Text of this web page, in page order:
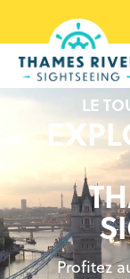
LE
Profitez